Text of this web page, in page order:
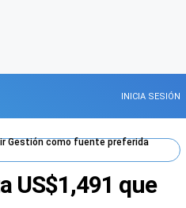
INICIA SESIÓN
Gestióncomo fuente preferida
US$1,491 que